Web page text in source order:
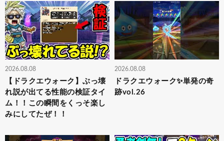
2026.08.08
【ドラクエウォーク】ぶっ壊
れ説が出てる性能の検証タイ
ム！！この瞬間をくっそ楽し
みにしてたぜ！！
2026.08.08
ドラクエウォーク✨単発の奇
跡vol.26